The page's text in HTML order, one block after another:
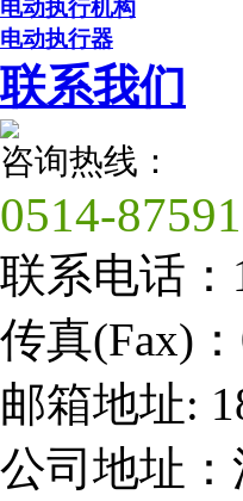
电动执行机构
电动执行器
联系我们
咨询热线：
0514-
联系电话：
传真(Fax)：
邮箱地址:
公司地址：